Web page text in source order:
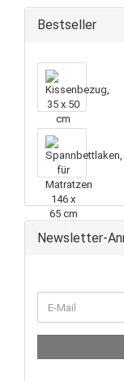
Bestseller
Newsletter-
ZUR
E-
Mail